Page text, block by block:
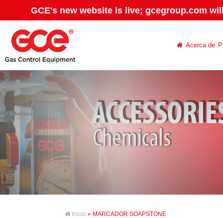
GCE's new website is live; gcegroup.com
Acerca de
Inicio » MARCADOR SOAPSTONE